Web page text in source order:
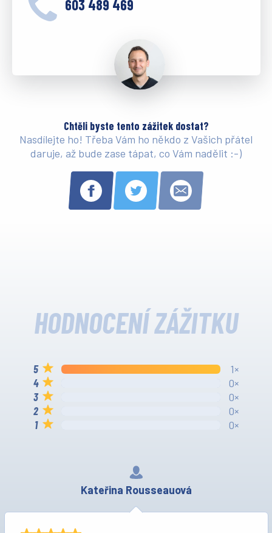
603 489 469
Chtěli byste tento zážitek dostat?
Nasdílejte ho! Třeba Vám ho někdo z Vašich přátel
daruje, až bude zase tápat, co Vám nadělit :-)
HODNOCENÍ ZÁŽITKU
1×
0×
0×
0×
0×
Kateřina Rousseauová